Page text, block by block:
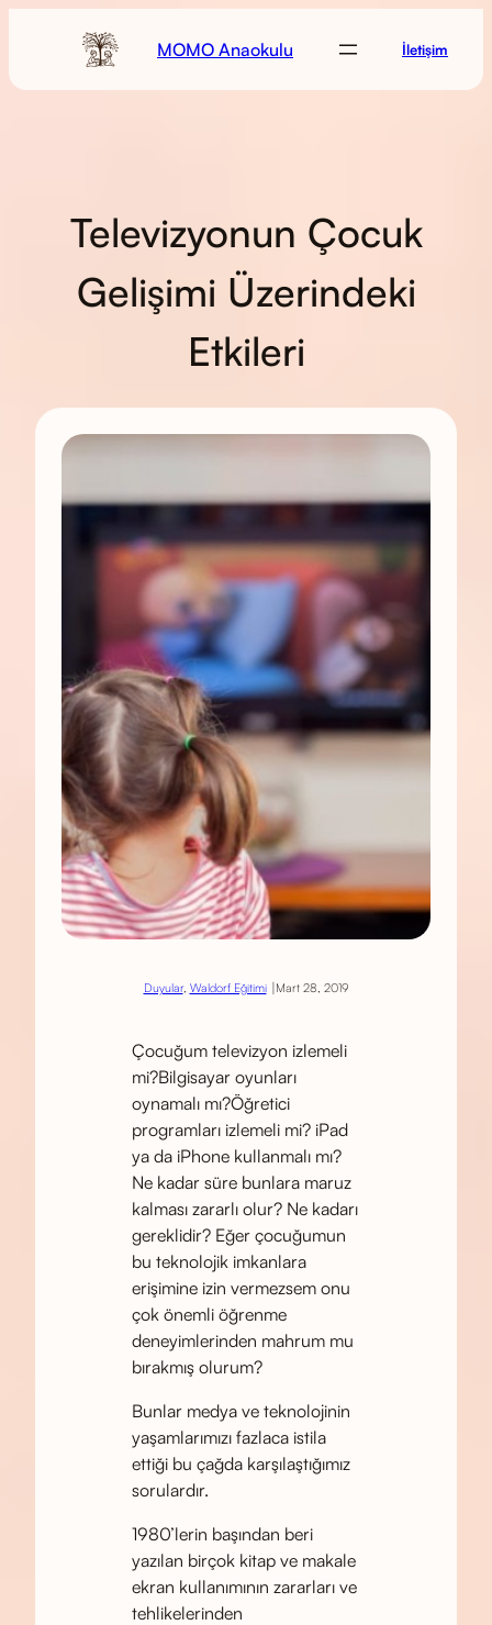
MOMO Anaokulu İletişim
Televizyonun Çocuk
Gelişimi Üzerindeki
Etkileri
Duyular, Waldorf Eğitimi|Mart 28, 2019
Çocuğum televizyon izlemeli
mi?Bilgisayar oyunları
oynamalı mı?Öğretici
programları izlemeli mi? iPad
ya da iPhone kullanmalı mı?
Ne kadar süre bunlara maruz
kalması zararlı olur? Ne kadarı
gereklidir? Eğer çocuğumun
bu teknolojik imkanlara
erişimine izin vermezsem onu
çok önemli öğrenme
deneyimlerinden mahrum mu
bırakmış olurum?
Bunlar medya ve teknolojinin
yaşamlarımızı fazlaca istila
ettiği bu çağda karşılaştığımız
sorulardır.
1980’lerin başından beri
yazılan birçok kitap ve makale
ekran kullanımının zararları ve
tehlikelerinden